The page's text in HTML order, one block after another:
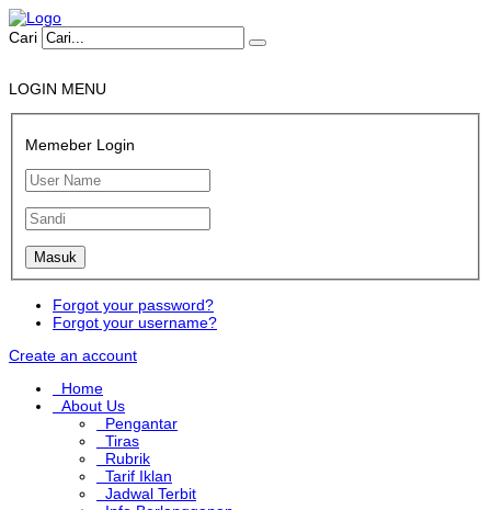
Cari
LOGIN MENU
Memeber Login
Forgot your password?
Forgot your username?
Create an account
Home
About Us
Pengantar
Tiras
Rubrik
Tarif Iklan
Jadwal Terbit